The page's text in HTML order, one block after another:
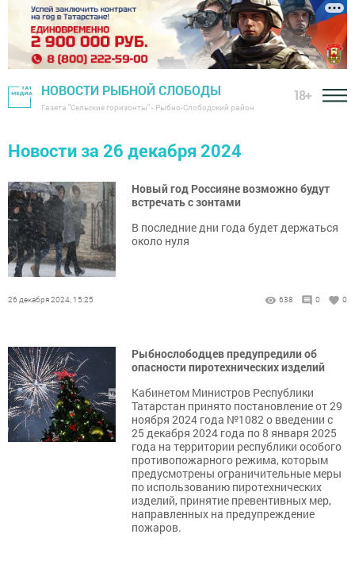
НОВОСТИ РЫБНОЙ СЛОБОДЫ
Газета "Сельские горизонты" - Рыбно-Слободский район
18+
Новости за 26 декабря 2024
Новый год Россияне возможно будут
встречать с зонтами
В последние дни года будет держаться
около нуля
26 декабря 2024, 15:25 638 0 0
Рыбнослободцев предупредили об
опасности пиротехнических изделий
Кабинетом Министров Республики
Татарстан принято постановление от 29
ноября 2024 года №1082 о введении с
25 декабря 2024 года по 8 января 2025
года на территории республики особого
противопожарного режима, которым
предусмотрены ограничительные меры
по использованию пиротехнических
изделий, принятие превентивных мер,
направленных на предупреждение
пожаров.